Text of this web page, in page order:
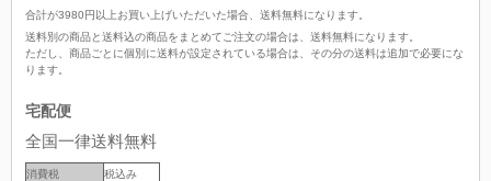
合計が3980円以上お買い上げいただいた場合、 送料無料になります。
送料別の商品と送料込の商品をまとめてご注文の場合は、送料無料になります。
ただし、商品ごとに個別に送料が設定されている場合は、その分の送料は追加で必要にな
ります。
宅配便
全国一律送料無料
消費税
税込み